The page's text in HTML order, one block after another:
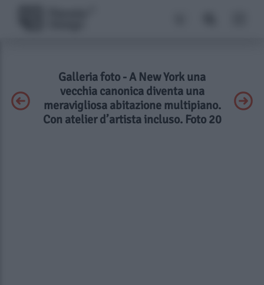
Galleria foto - A New York una
vecchia canonica diventa una
meravigliosa abitazione multipiano.
Con atelier d’artista incluso. Foto 20